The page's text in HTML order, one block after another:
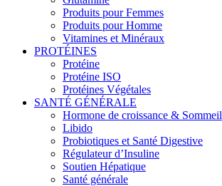
Produits pour Femmes
Produits pour Homme
Vitamines et Minéraux
PROTÉINES
Protéine
Protéine ISO
Protéines Végétales
SANTÉ GÉNÉRALE
Hormone de croissance & Sommeil
Libido
Probiotiques et Santé Digestive
Régulateur d’Insuline
Soutien Hépatique
Santé générale